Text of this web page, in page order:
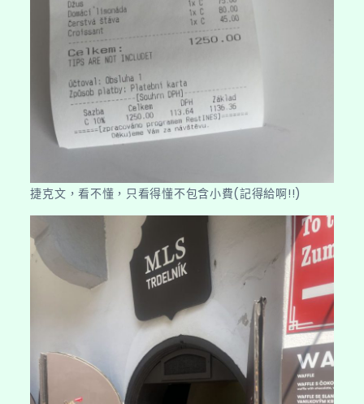
捷克文，看不懂，只看得懂不包含小費(記得給啊!!)